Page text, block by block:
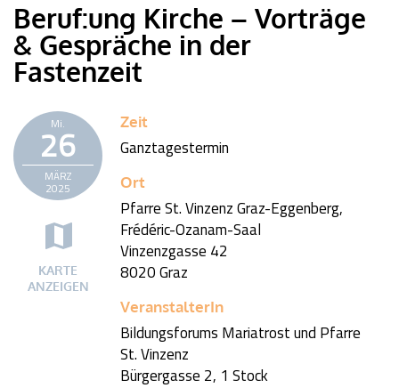
Beruf:ung Kirche – Vorträge
& Gespräche in der
Fastenzeit
Mi.
26
MÄRZ
2025
KARTE
ANZEIGEN
Zeit
Ganztagestermin
Ort
Pfarre St. Vinzenz Graz-Eggenberg,
Frédéric-Ozanam-Saal
Vinzenzgasse 42
8020 Graz
VeranstalterIn
Bildungsforums Mariatrost und Pfarre
St. Vinzenz
Bürgergasse 2, 1 Stock